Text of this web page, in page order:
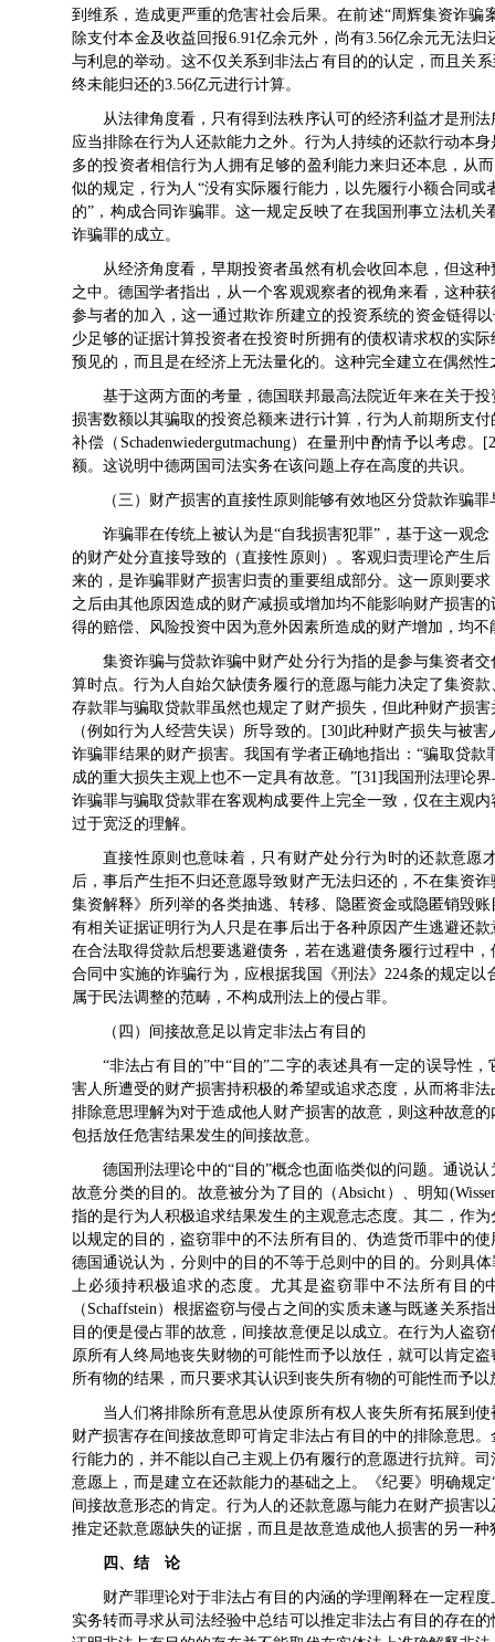
到维系，造成更严重的危害社会后果。在前述“周辉集资诈
除支付本金及收益回报6.91亿余元外，尚有3.56亿余元无法
与利息的举动。这不仅关系到非法占有目的的认定，而且关
终未能归还的3.56亿元进行计算。
从法律角度看，只有得到法秩序认可的经济利益才是刑
应当排除在行为人还款能力之外。行为人持续的还款行动本
多的投资者相信行为人拥有足够的盈利能力来归还本息，从
似的规定，行为人“没有实际履行能力，以先履行小额合同
的”，构成合同诈骗罪。这一规定反映了在我国刑事立法机
诈骗罪的成立。
从经济角度看，早期投资者虽然有机会收回本息，但这
之中。德国学者指出，从一个客观观察者的视角来看，这种
参与者的加入，这一通过欺诈所建立的投资系统的资金链得
少足够的证据计算投资者在投资时所拥有的债权请求权的实
预见的，而且是在经济上无法量化的。这种完全建立在偶然
基于这两方面的考量，德国联邦最高法院近年来在关于
损害数额以其骗取的投资总额来进行计算，行为人前期所支
补偿（Schadenwiedergutmachung）在量刑中酌情予以考虑
额。这说明中德两国司法实务在该问题上存在高度的共识。
（三）财产损害的直接性原则能够有效地区分贷款诈骗
诈骗罪在传统上被认为是“自我损害犯罪”，基于这一观
的财产处分直接导致的（直接性原则）。客观归责理论产生
来的，是诈骗罪财产损害归责的重要组成部分。这一原则要
之后由其他原因造成的财产减损或增加均不能影响财产损害
得的赔偿、风险投资中因为意外因素所造成的财产增加，均
集资诈骗与贷款诈骗中财产处分行为指的是参与集资者
算时点。行为人自始欠缺债务履行的意愿与能力决定了集资
存款罪与骗取贷款罪虽然也规定了财产损失，但此种财产损
（例如行为人经营失误）所导致的。[30]此种财产损失与被
诈骗罪结果的财产损害。我国有学者正确地指出：“骗取贷
成的重大损失主观上也不一定具有故意。”[31]我国刑法理论
诈骗罪与骗取贷款罪在客观构成要件上完全一致，仅在主观
过于宽泛的理解。
直接性原则也意味着，只有财产处分行为时的还款意愿
后，事后产生拒不归还意愿导致财产无法归还的，不在集资
集资解释》所列举的各类抽逃、转移、隐匿资金或隐匿销毁
有相关证据证明行为人只是在事后出于各种原因产生逃避还
在合法取得贷款后想要逃避债务，若在逃避债务履行过程中
合同中实施的诈骗行为，应根据我国《刑法》224条的规定
属于民法调整的范畴，不构成刑法上的侵占罪。
（四）间接故意足以肯定非法占有目的
“非法占有目的”中“目的”二字的表述具有一定的误导性
害人所遭受的财产损害持积极的希望或追求态度，从而将非
排除意思理解为对于造成他人财产损害的故意，则这种故意
包括放任危害结果发生的间接故意。
德国刑法理论中的“目的”概念也面临类似的问题。通说
故意分类的目的。故意被分为了目的（Absicht）、明知
指的是行为人积极追求结果发生的主观意志态度。其二，作
以规定的目的，盗窃罪中的不法所有目的、伪造货币罪中的
德国通说认为，分则中的目的不等于总则中的目的。分则具
上必须持积极追求的态度。尤其是盗窃罪中不法所有目
（Schaffstein）根据盗窃与侵占之间的实质未遂与既遂关系
目的便是侵占罪的故意，间接故意便足以成立。在行为人盗
原所有人终局地丧失财物的可能性而予以放任，就可以肯定
所有物的结果，而只要求其认识到丧失所有物的可能性而予以
当人们将排除所有意思从使原所有权人丧失所有拓展到
财产损害存在间接故意即可肯定非法占有目的中的排除意思
行能力的，并不能以自己主观上仍有履行的意愿进行抗辩。
意愿上，而是建立在还款能力的基础之上。《纪要》明确规
间接故意形态的肯定。行为人的还款意愿与能力在财产损害
推定还款意愿缺失的证据，而且是故意造成他人损害的另一种
四、结 论
财产罪理论对于非法占有目的内涵的学理阐释在一定程
实务转而寻求从司法经验中总结可以推定非法占有目的存在